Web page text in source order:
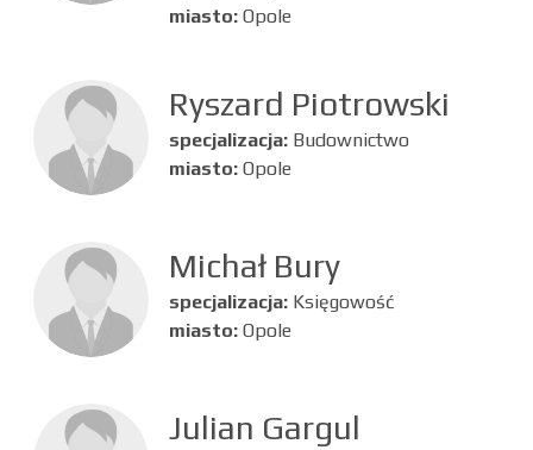
miasto: Opole
Ryszard Piotrowski
specjalizacja: Budownictwo
miasto: Opole
Michał Bury
specjalizacja: Księgowość
miasto: Opole
Julian Gargul